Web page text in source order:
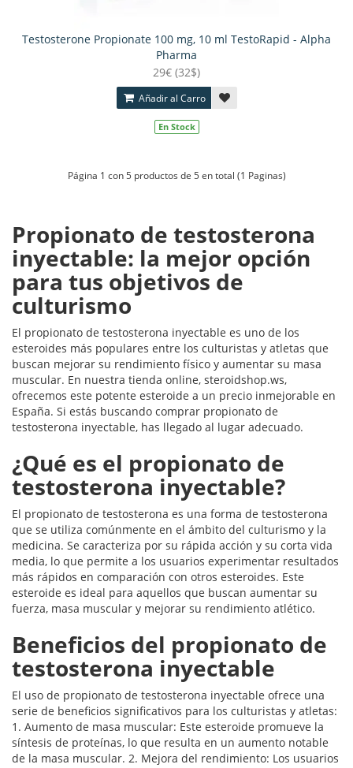
Testosterone Propionate 100 mg, 10 ml TestoRapid - Alpha
Pharma
29€ (32$)
Añadir al Carro
En Stock
Página 1 con 5 productos de 5 en total (1 Paginas)
Propionato de testosterona
inyectable: la mejor opción
para tus objetivos de
culturismo
El propionato de testosterona inyectable es uno de los
esteroides más populares entre los culturistas y atletas que
buscan mejorar su rendimiento físico y aumentar su masa
muscular. En nuestra tienda online, steroidshop.ws,
ofrecemos este potente esteroide a un precio inmejorable en
España. Si estás buscando comprar propionato de
testosterona inyectable, has llegado al lugar adecuado.
¿Qué es el propionato de
testosterona inyectable?
El propionato de testosterona es una forma de testosterona
que se utiliza comúnmente en el ámbito del culturismo y la
medicina. Se caracteriza por su rápida acción y su corta vida
media, lo que permite a los usuarios experimentar resultados
más rápidos en comparación con otros esteroides. Este
esteroide es ideal para aquellos que buscan aumentar su
fuerza, masa muscular y mejorar su rendimiento atlético.
Beneficios del propionato de
testosterona inyectable
El uso de propionato de testosterona inyectable ofrece una
serie de beneficios significativos para los culturistas y atletas:
1. Aumento de masa muscular: Este esteroide promueve la
síntesis de proteínas, lo que resulta en un aumento notable
de la masa muscular. 2. Mejora del rendimiento: Los usuarios